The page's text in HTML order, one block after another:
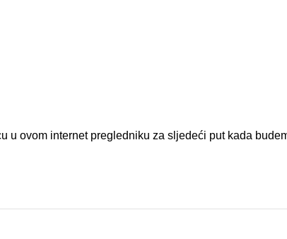
u ovom internet pregledniku za sljedeći put kada